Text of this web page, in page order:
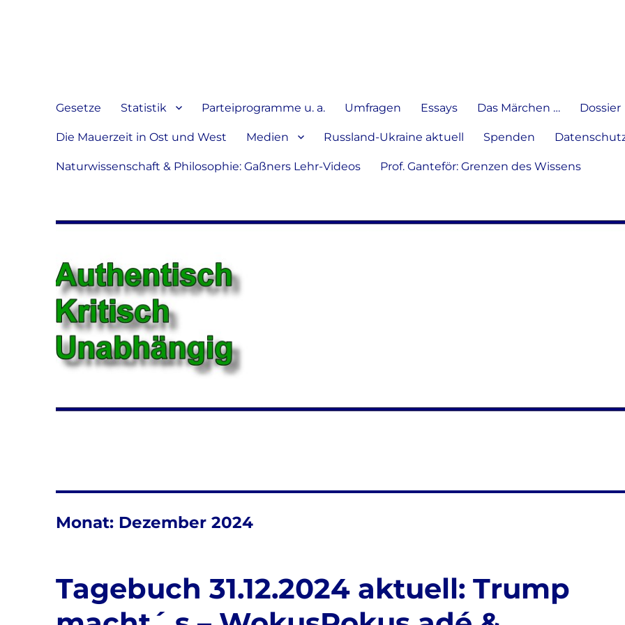
verbreiten
Gesetze Statistik Parteiprogramme u. a. Umfragen Essays Das Märchen … Dossier
Die Mauerzeit in Ost und West Medien Russland-Ukraine aktuell Spenden
Naturwissenschaft & Philosophie: Gaßners Lehr-Videos Prof. Ganteför: Grenzen des Wissens
Monat: Dezember 2024
Tagebuch 31.12.2024 aktuell: Trump